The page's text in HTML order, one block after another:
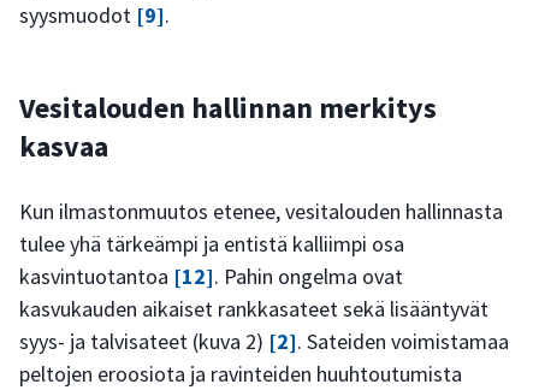
syysmuodot [9].
Vesitalouden hallinnan merkitys
kasvaa
Kun ilmastonmuutos etenee, vesitalouden hallinnasta
tulee yhä tärkeämpi ja entistä kalliimpi osa
kasvintuotantoa [12]. Pahin ongelma ovat
kasvukauden aikaiset rankkasateet sekä lisääntyvät
syys- ja talvisateet (kuva 2) [2]. Sateiden voimistamaa
peltojen eroosiota ja ravinteiden huuhtoutumista